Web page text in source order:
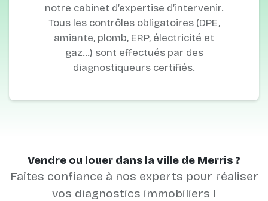
notre cabinet d’expertise d’intervenir.
Tous les contrôles obligatoires (DPE,
amiante, plomb, ERP, électricité et
gaz…) sont effectués par des
diagnostiqueurs certifiés.
Vendre ou louer dans la ville de Merris ?
Faites confiance à nos experts pour réaliser
vos diagnostics immobiliers !